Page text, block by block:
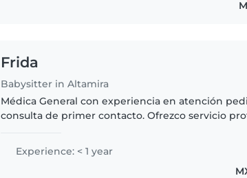
Frida
Babysitter in Altamira
Médica General con experiencia en atención
consulta de primer contacto. Ofrezco servicio
responsable,..
Experience: < 1 year